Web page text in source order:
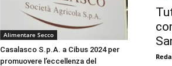
Alimentare Secco
Casalasco S.p.A. a Cibus 2024 per
promuovere l’eccellenza del